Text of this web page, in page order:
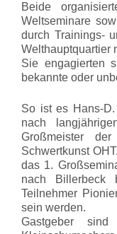
Beide
Weltseminare
durch Trainings-
Welthauptquartier
Sie engagierten
bekannte oder
So ist es Hans-
nach
Großmeister
Schwertkunst
das 1.
nach Billerbeck
Teilnehmer
sein werden.
Gastgeber